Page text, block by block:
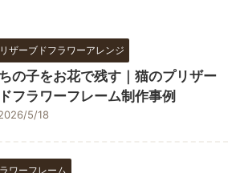
ザーブドフラワーアレンジ
の子をお花で残す｜猫のプリザー
フラワーフレーム制作事例
5/18
ワーフレーム